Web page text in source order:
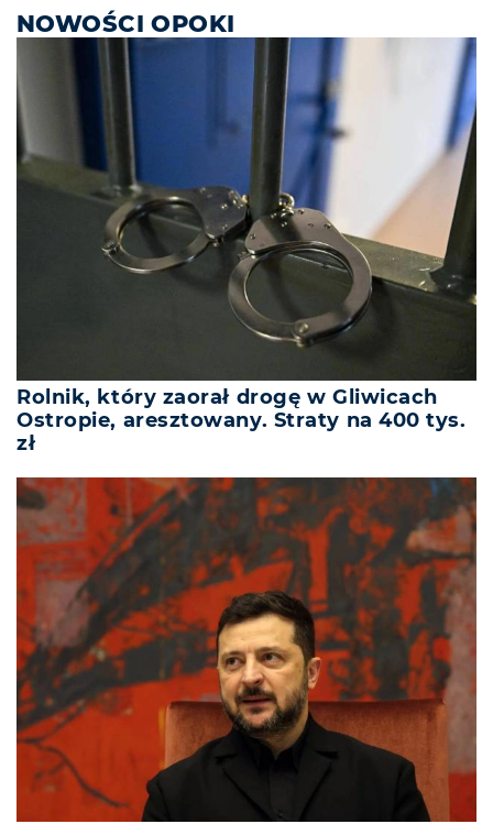
NOWOŚCI OPOKI
Rolnik, który zaorał drogę w Gliwicach
Ostropie, aresztowany. Straty na 400 tys.
zł